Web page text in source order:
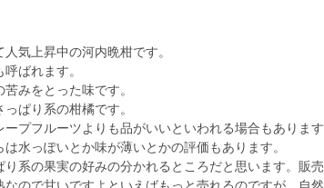
気上昇中の河内晩柑です。
ばれます。
みをとった味です。
ぱり系の柑橘です。
プフルーツよりも品がいいといわれる場合もありま
水っぽいとか味が薄いとかの評価もあります。
り系の果実の好みの分かれるところだと思います。販